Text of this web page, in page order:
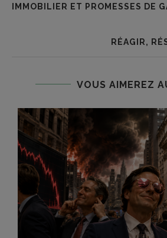
IMMOBILIER ET PROMESSES DE
RÉAGIR,
VOUS AIMEREZ